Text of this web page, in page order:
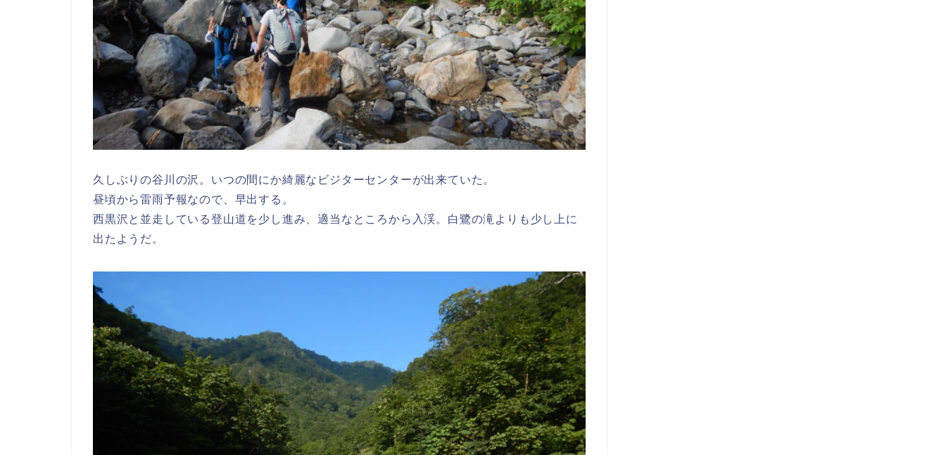
久しぶりの谷川の沢。いつの間にか綺麗なビジターセンターが出来ていた。
昼頃から雷雨予報なので、早出する。
西黒沢と並走している登山道を少し進み、適当なところから入渓。白鷺の滝よりも少し上に
出たようだ。